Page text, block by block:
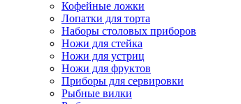
Кофейные ложки
Лопатки для торта
Наборы столовых приборов
Ножи для стейка
Ножи для устриц
Ножи для фруктов
Приборы для сервировки
Рыбные вилки